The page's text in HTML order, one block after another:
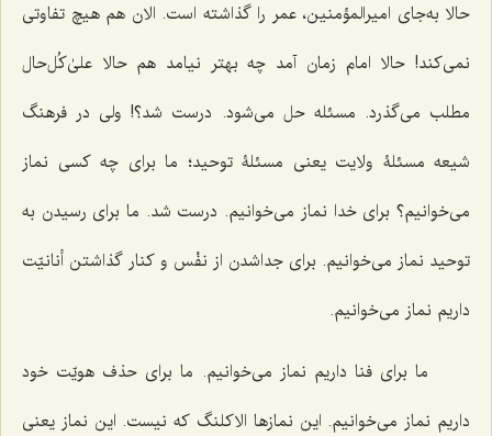
حالا به‌جای امیرالمؤمنین، عمر را گذاشته است. الان هم هیچ تفاوتی
نمی‌کند! حالا امام زمان آمد چه بهتر نیامد هم حالا علیٰ‌کُل‌حال
مطلب می‌گذرد. مسئله حل می‌شود. درست شد؟! ولی در فرهنگ
شیعه مسئلۀ ولایت یعنی مسئلۀ توحید؛ ما برای چه کسی نماز
می‌خوانیم؟ برای خدا نماز می‌خوانیم. درست شد. ما برای رسیدن به
توحید نماز می‌خوانیم. برای جداشدن از نفْس و کنار گذاشتن أنانیّت
داریم نماز می‌خوانیم.
ما برای فنا داریم نماز می‌خوانیم. ما برای حذف هویّت خود
داریم نماز می‌خوانیم. این نمازها الاکلنگ که نیست. این نماز یعنی